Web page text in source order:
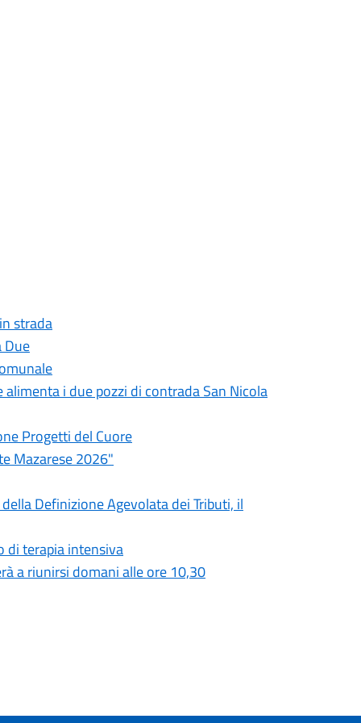
strada
Due
i due pozzi di contrada San Nicola
Progetti del Cuore
Mazarese 2026"
Definizione Agevolata dei Tributi, il
di terapia intensiva
a riunirsi domani alle ore 10,30